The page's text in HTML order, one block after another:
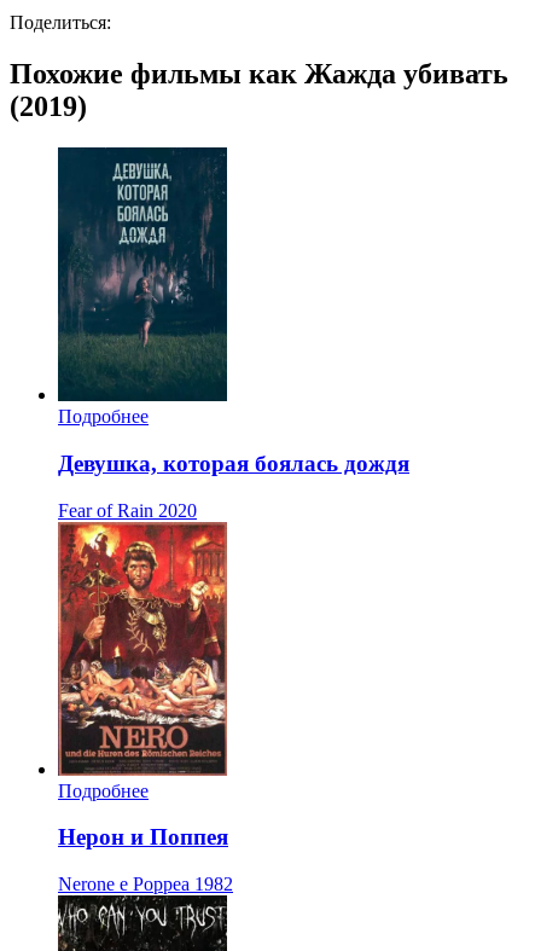
Поделиться:
Похожие фильмы как Жажда убивать
(2019)
Подробнее
Девушка, которая боялась дождя
Fear of Rain 2020
Подробнее
Нерон и Поппея
Nerone e Poppea 1982